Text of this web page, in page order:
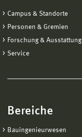
Campus & Standorte
Personen & Gremien
Forschung & Ausstattung
Service
Bereiche
Bauingenieurwesen